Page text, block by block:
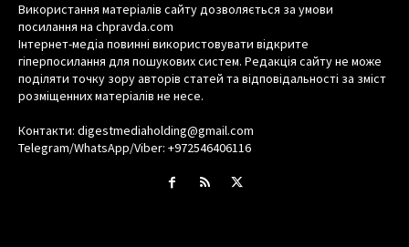
Використання матеріалів сайту дозволяється за умови
посилання на chpravda.com
Інтернет-медіа повинні використовувати відкрите
гіперпосилання для пошукових систем. Редакція сайту не може
поділяти точку зору авторів статей та відповідальності за зміст
розміщенних матеріалів не несе.
Контакти: digestmediaholding@gmail.com
Telegram/WhatsApp/Viber: +972546406116